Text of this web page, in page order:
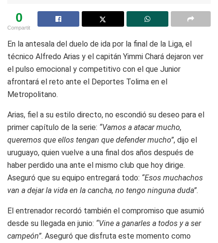
0
Compartit
En la antesala del duelo de ida por la final de la Liga, el
técnico Alfredo Arias y el capitán Yimmi Chará dejaron ver
el pulso emocional y competitivo con el que Junior
afrontará el reto ante el Deportes Tolima en el
Metropolitano.
Arias, fiel a su estilo directo, no escondió su deseo para el
primer capítulo de la serie: “Vamos a atacar mucho,
queremos que ellos tengan que defender mucho”, dijo el
uruguayo, quien vuelve a una final dos años después de
haber perdido una ante el mismo club que hoy dirige.
Aseguró que su equipo entregará todo: “Esos muchachos
van a dejar la vida en la cancha, no tengo ninguna duda”.
El entrenador recordó también el compromiso que asumió
desde su llegada en junio: “Vine a ganarles a todos y a ser
campeón”. Aseguró que disfruta este momento como